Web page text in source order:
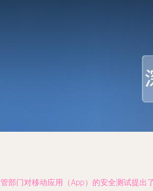
部门对移动应用（App）的安全测试提出